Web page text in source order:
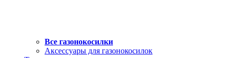
Все газонокосилки
Аксессуары для газонокосилок